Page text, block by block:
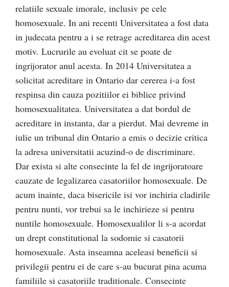
relatiile sexuale imorale, inclusiv pe cele
homosexuale. In ani recenti Universitatea a fost data
in judecata pentru a i se retrage acreditarea din acest
motiv. Lucrurile au evoluat cit se poate de
ingrijorator anul acesta. In 2014 Universitatea a
solicitat acreditare in Ontario dar cererea i-a fost
respinsa din cauza pozitiilor ei biblice privind
homosexualitatea. Universitatea a dat bordul de
acreditare in instanta, dar a pierdut. Mai devreme in
iulie un tribunal din Ontario a emis o decizie critica
la adresa universitatii acuzind-o de discriminare.
Dar exista si alte consecinte la fel de ingrijoratoare
cauzate de legalizarea casatoriilor homosexuale. De
acum inainte, daca bisericile isi vor inchiria cladirile
pentru nunti, vor trebui sa le inchirieze si pentru
nuntile homosexuale. Homosexualilor li s-a acordat
un drept constitutional la sodomie si casatorii
homosexuale. Asta inseamna aceleasi beneficii si
privilegii pentru ei de care s-au bucurat pina acuma
familiile si casatoriile traditionale. Consecinte